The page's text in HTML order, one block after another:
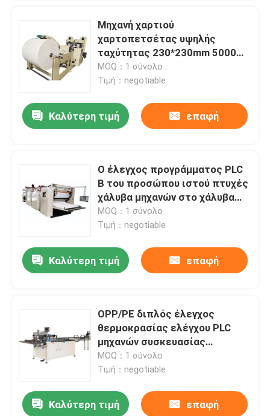
Μηχανή χαρτιού
χαρτοπετσέτας υψηλής
ταχύτητας 230*230mm 5000
φύλλα / Min
MOQ：1 σύνολο
Τιμή：negotiable
Καλύτερη τιμή επαφή
Ο έλεγχος προγράμματος PLC
Β του προσώπου ιστού πτυχές
χάλυβα μηχανών στο χάλυβα
αποτυπώνει 100m/Min σε
ανάγλυφο
MOQ：1 σύνολο
Τιμή：negotiable
Καλύτερη τιμή επαφή
OPP/PE διπλός έλεγχος
θερμοκρασίας ελέγχου PLC
μηχανών συσκευασίας
εγγράφου ιστού
MOQ：1 σύνολο
Τιμή：negotiable
Καλύτερη τιμή επαφή